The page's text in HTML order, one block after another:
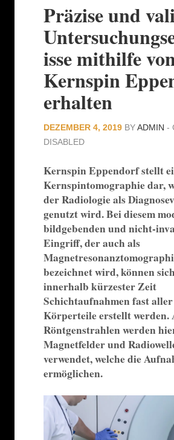
Präzise und
isse mithilfe
Kernspin
erhalten
DEZEMBER 4, 2019 BYADMIN -
DISABLED
Kernspin Eppendorf stellt
Kernspintomographie dar,
der Radiologie als
genutzt wird. Bei diesem
bildgebenden und nicht-
Eingriff, der auch als
bezeichnet wird, können
innerhalb kürzester Zeit
Schichtaufnahmen fast aller
Körperteile erstellt werden.
Röntgenstrahlen werden
Magnetfelder und
verwendet, welche die
ermöglichen.